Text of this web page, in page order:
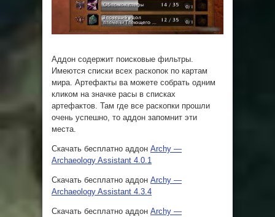
Аддон содержит поисковые фильтры.
Имеются списки всех раскопок по картам
мира. Артефакты ва можете собрать одним
кликом на значке расы в списках
артефактов. Там где все раскопки прошли
очень успешно, то аддон запомнит эти
места.
Скачать бесплатно аддон Archy —
Archaeology Assistant 4.0.1
Скачать бесплатно аддон Archy —
Archaeology Assistant 4.3.4
Скачать бесплатно аддон Archy —